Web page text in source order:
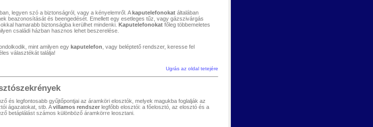
legyen szó a biztonságról, vagy a kényelemről. Akaputelefonokat általában
beazonosítását és beengedését. Emellett egy esetleges tűz, vagy gázszivárgás
hamarabb biztonságba kerülhet mindenki. Kaputelefonokat főleg többemeletes
családi házban hasznos lehet beszerelése.
mint amilyen egy kaputelefon , vagy beléptető rendszer, keresse fel
választékát találja!
Ugrás az oldal tetejére
és legfontosabb gyűjtőpontjai az áramköri elosztók, melyek magukba foglalják az
ágazatokat, stb. Avillamos rendszer legfőbb elosztói: a főelosztó, az elosztó és a
betáplálást számos különböző áramkörre leosztani.